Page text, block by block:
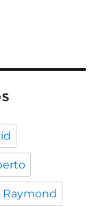
Raymond